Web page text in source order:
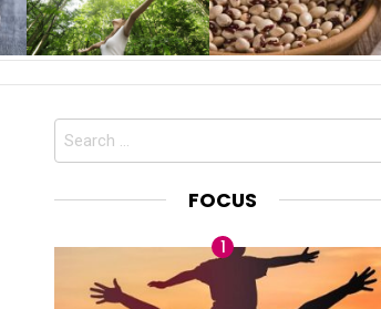
BENESSERE E DELLA BENESSERE E BELL’ESSERE
Search
FOCUS